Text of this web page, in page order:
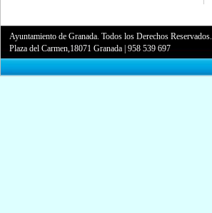
Ayuntamiento de Granada. Todos los Derechos Reservados.
Plaza del Carmen,18071 Granada |958 539 697